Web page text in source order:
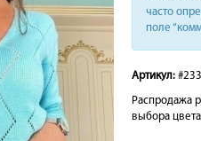
часто
поле
Артикул:
Распродажа
выбора